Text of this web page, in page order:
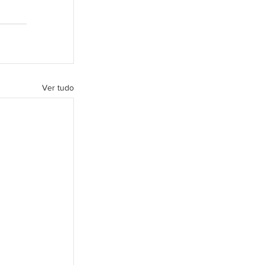
Ver tudo